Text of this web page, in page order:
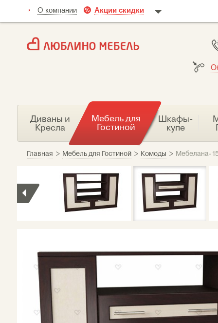
О компании Акции скидки
Диваны и
Кресла
Мебель для
Гостиной
Шкафы-
купе
Главная > Мебель для Гостиной > Комоды > Мебелана-